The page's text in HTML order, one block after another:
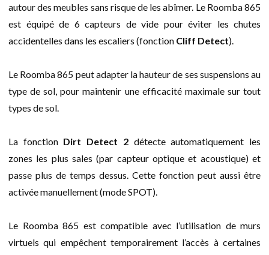
autour des meubles sans risque de les abîmer. Le Roomba 865
est équipé de 6 capteurs de vide pour éviter les chutes
accidentelles dans les escaliers (fonction Cliff Detect).
Le Roomba 865 peut adapter la hauteur de ses suspensions au
type de sol, pour maintenir une efficacité maximale sur tout
types de sol.
La fonction Dirt Detect 2détecte automatiquement les
zones les plus sales (par capteur optique et acoustique) et
passe plus de temps dessus. Cette fonction peut aussi être
activée manuellement (mode SPOT).
Le Roomba 865 est compatible avec l’utilisation de murs
virtuels qui empêchent temporairement l’accès à certaines